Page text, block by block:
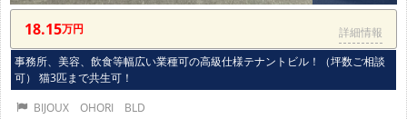
18.15万円
詳細情報
事務所、美容、飲食等幅広い業種可の高級仕様テナントビル！（坪数ご相談
可） 猫3匹まで共生可！
BIJOUX OHORI BLD